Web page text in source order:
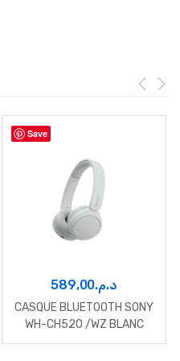
Save
د.م.589,00
CASQUE BLUETOOTH SONY
WH-CH520 /WZ BLANC